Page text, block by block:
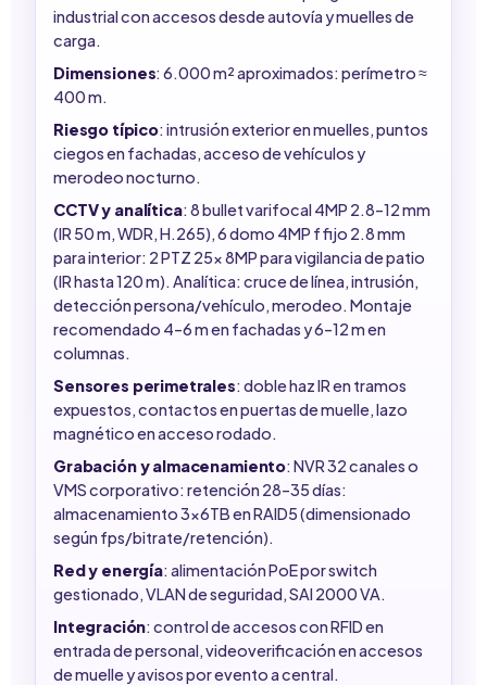
industrial con accesos desde autovía y muelles de
carga.
Dimensiones: 6.000 m² aproximados: perímetro ≈
400 m.
Riesgo típico: intrusión exterior en muelles, puntos
ciegos en fachadas, acceso de vehículos y
merodeo nocturno.
CCTV y analítica: 8 bullet varifocal 4MP 2.8–12 mm
(IR 50 m, WDR, H.265), 6 domo 4MP f fijo 2.8 mm
para interior: 2 PTZ 25x 8MP para vigilancia de patio
(IR hasta 120 m). Analítica: cruce de línea, intrusión,
detección persona/vehículo, merodeo. Montaje
recomendado 4–6 m en fachadas y 6–12 m en
columnas.
Sensores perimetrales: doble haz IR en tramos
expuestos, contactos en puertas de muelle, lazo
magnético en acceso rodado.
Grabación y almacenamiento: NVR 32 canales o
VMS corporativo: retención 28–35 días:
almacenamiento 3x6TB en RAID5 (dimensionado
según fps/bitrate/retención).
Red y energía: alimentación PoE por switch
gestionado, VLAN de seguridad, SAI 2000 VA.
Integración: control de accesos con RFID en
entrada de personal, videoverificación en accesos
de muelle y avisos por evento a central.